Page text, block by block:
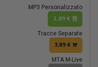
MP3 Personalizzato
2,89 €
Tracce Separate
3,89 €
MTA M-Live